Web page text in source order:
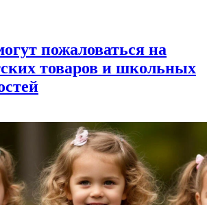
пожаловаться на
товаров и школьных